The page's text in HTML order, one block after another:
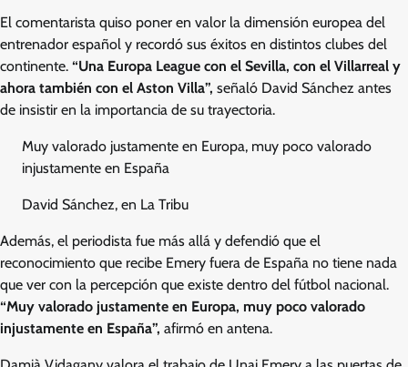
El comentarista quiso poner en valor la dimensión europea del
entrenador español y recordó sus éxitos en distintos clubes del
continente. “Una Europa League con el Sevilla, con el Villarreal y
ahora también con el Aston Villa”, señaló David Sánchez antes
de insistir en la importancia de su trayectoria.
Muy valorado justamente en Europa, muy poco valorado
injustamente en España
David Sánchez, en La Tribu
Además, el periodista fue más allá y defendió que el
reconocimiento que recibe Emery fuera de España no tiene nada
que ver con la percepción que existe dentro del fútbol nacional.
“Muy valorado justamente en Europa, muy poco valorado
injustamente en España”, afirmó en antena.